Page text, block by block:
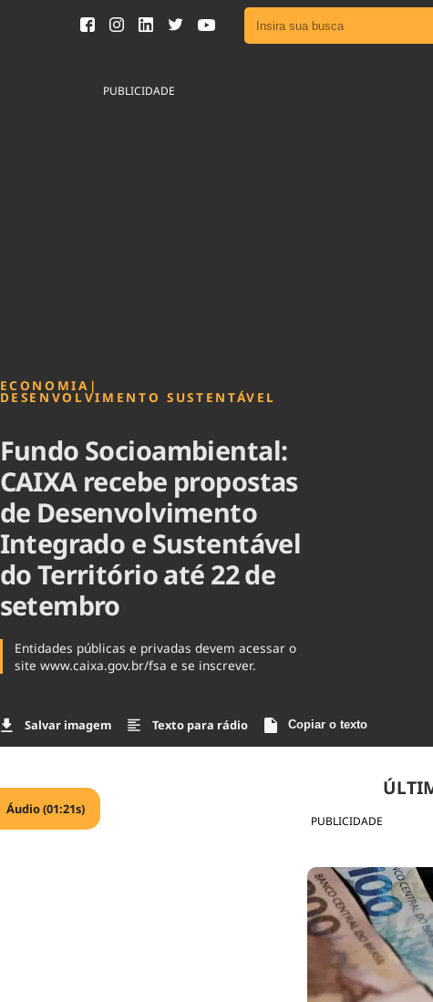
Ver todas as notícias
Brasil
Brasil Mineral
Ciência & Tecnologia
PUBLICIDADE
ECONOMIA |
DESENVOLVIMENTO SUSTENTÁVEL
Fundo Socioambiental:
CAIXA recebe propostas
de Desenvolvimento
Integrado e Sustentável
do Território até 22 de
setembro
Entidades públicas e privadas devem acessar o
site www.caixa.gov.br/fsa e se inscrever.
Salvar imagem Texto para rádio Copiar o texto
PUBLICIDADE
Áudio (01:21s)